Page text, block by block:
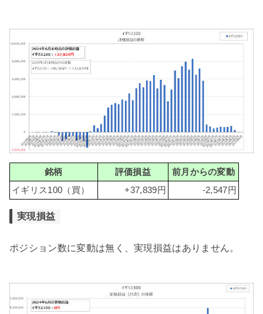
銘柄 評価損益
前月からの変動
イギリス100（買）
+37,839円 -2,547円
実現損益
ポジション数に変動は無く、実現損益はありません。